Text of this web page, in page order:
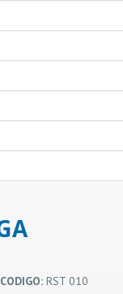
CODIGO: RST 010